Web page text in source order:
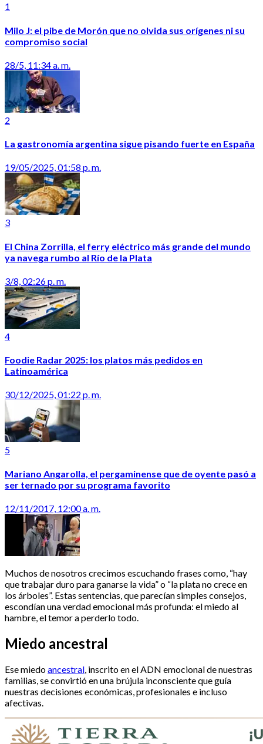
1
Milo J: el pibe de Morón que no olvida sus orígenes ni su
compromiso social
28/5, 11:34 a. m.
2
La gastronomía argentina sigue pisando fuerte en España
19/05/2025, 01:58 p. m.
3
El China Zorrilla, el ferry eléctrico más grande del mundo
ya navega rumbo al Río de la Plata
3/8, 02:26 p. m.
4
Foodie Radar 2025: los platos más pedidos en
Latinoamérica
30/12/2025, 01:22 p. m.
5
Mariano Angarolla, el pergaminense que de oyente pasó a
ser ternado por su programa favorito
12/11/2017, 12:00 a. m.
Muchos de nosotros crecimos escuchando frases como, “hay
que trabajar duro para ganarse la vida” o “la plata no crece en
los árboles”. Estas sentencias, que parecían simples consejos,
escondían una verdad emocional más profunda: el miedo al
hambre, el temor a perderlo todo.
Miedo ancestral
Ese miedoancestral , inscrito en el ADN emocional de nuestras
familias, se convirtió en una brújula inconsciente que guía
nuestras decisiones económicas, profesionales e incluso
afectivas.